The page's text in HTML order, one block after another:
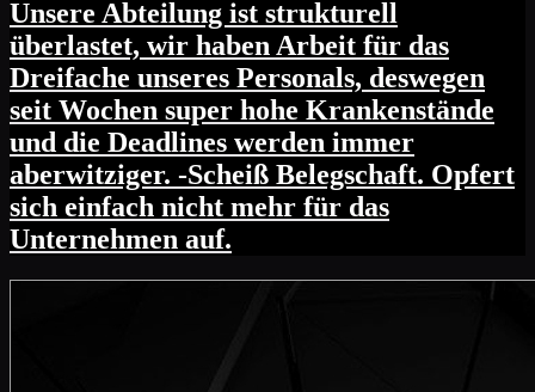
Unsere Abteilung ist strukturell
überlastet, wir haben Arbeit für das
Dreifache unseres Personals, deswegen
seit Wochen super hohe Krankenstände
und die Deadlines werden immer
aberwitziger. -Scheiß Belegschaft. Opfert
sich einfach nicht mehr für das
Unternehmen auf.